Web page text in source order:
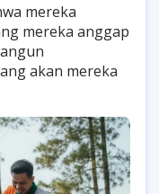
mereka
mereka anggap
akan mereka